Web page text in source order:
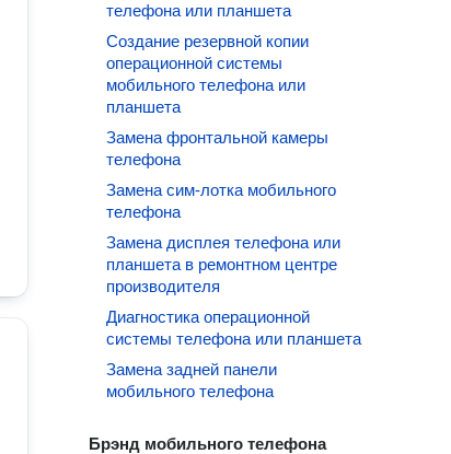
телефона или планшета
Создание резервной копии
операционной системы
мобильного телефона или
планшета
Замена фронтальной камеры
телефона
Замена сим-лотка мобильного
телефона
Замена дисплея телефона или
планшета в ремонтном центре
производителя
Диагностика операционной
системы телефона или планшета
Замена задней панели
мобильного телефона
Брэнд мобильного телефона